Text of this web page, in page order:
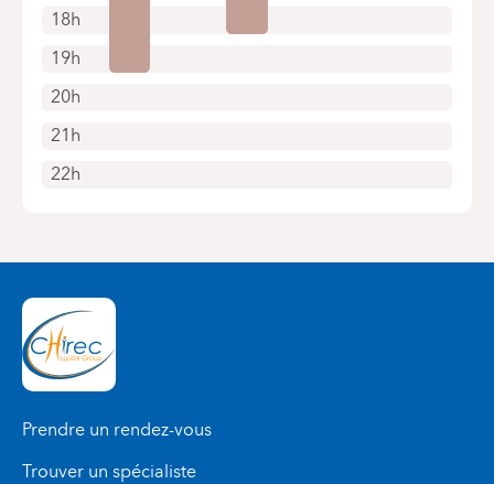
18h
19h
20h
21h
22h
Prendre un rendez-vous
Trouver un spécialiste